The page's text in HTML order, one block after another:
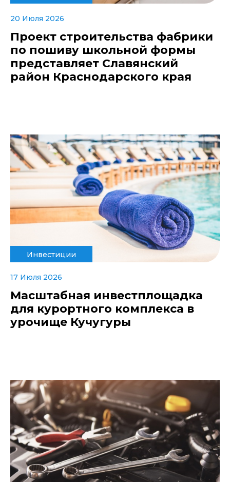
20 Июля 2026
Проект строительства фабрики
по пошиву школьной формы
представляет Славянский
район Краснодарского края
Инвестиции
17 Июля 2026
Масштабная инвестплощадка
для курортного комплекса в
урочище Кучугуры